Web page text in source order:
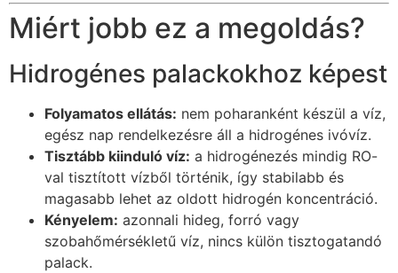
Miért jobb ez a megoldás?
Hidrogénes palackokhoz képest
Folyamatos ellátás: nem poharanként készül a víz,
egész nap rendelkezésre áll a hidrogénes ivóvíz.
Tisztább kiinduló víz: a hidrogénezés mindig RO-
val tisztított vízből történik, így stabilabb és
magasabb lehet az oldott hidrogén koncentráció.
Kényelem: azonnali hideg, forró vagy
szobahőmérsékletű víz, nincs külön tisztogatandó
palack.